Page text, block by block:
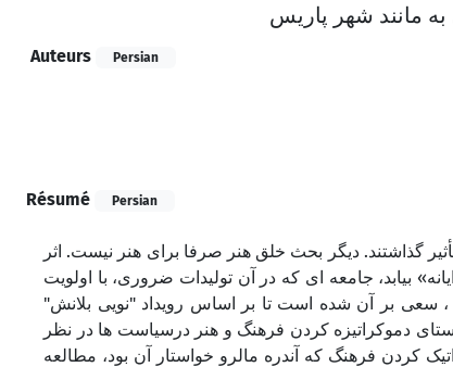
مانند شهر پاریس
Auteurs Persian
Résumé
Persian
گذاشتند. دیگر بحث خلق هنر صرفا برای هنر نیست. اثر
بیابد، جامعه ای که در آن تولیدات ضروری، با اولویت
، سعی بر آن شده است تا بر اساس رویداد "نویی بلانش"
دموکراتیزه کردن فرهنگ و هنر درسیاست ها در نظر
کردن فرهنگ که آندره مالرو خواستار آن بود، مطالعه